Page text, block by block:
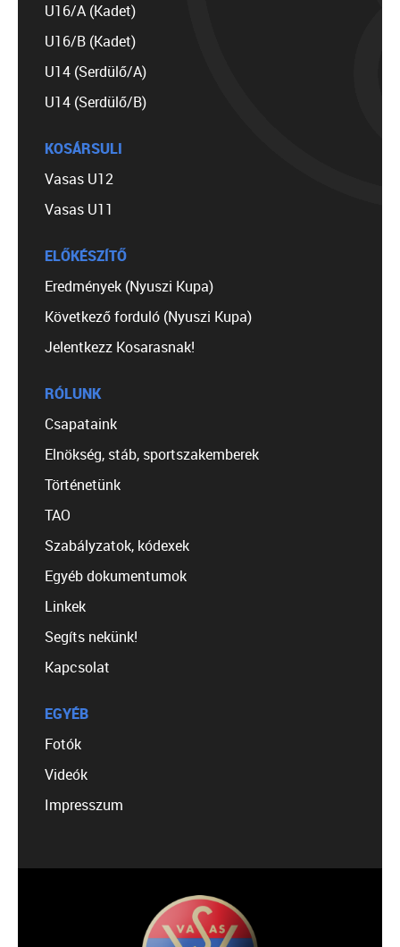
U16/A (Kadet)
U16/B (Kadet)
U14 (Serdülő/A)
U14 (Serdülő/B)
KOSÁRSULI
Vasas U12
Vasas U11
ELŐKÉSZÍTŐ
Eredmények (Nyuszi Kupa)
Következő forduló (Nyuszi Kupa)
Jelentkezz Kosarasnak!
RÓLUNK
Csapataink
Elnökség, stáb, sportszakemberek
Történetünk
TAO
Szabályzatok, kódexek
Egyéb dokumentumok
Linkek
Segíts nekünk!
Kapcsolat
EGYÉB
Fotók
Videók
Impresszum